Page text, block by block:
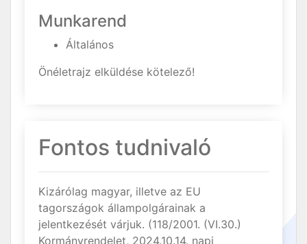
Munkarend
Általános
Önéletrajz elküldése kötelező!
Fontos tudnivaló
Kizárólag magyar, illetve az EU
tagországok állampolgárainak a
jelentkezését várjuk. (118/2001. (VI.30.)
Kormányrendelet, 2024.10.14. napi